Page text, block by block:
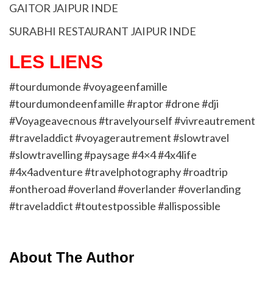
GAITOR JAIPUR INDE
SURABHI RESTAURANT JAIPUR INDE
LES LIENS
#tourdumonde #voyageenfamille
#tourdumondeenfamille #raptor #drone #dji
#Voyageavecnous #travelyourself #vivreautrement
#traveladdict #voyagerautrement #slowtravel
#slowtravelling #paysage #4×4 #4x4life
#4x4adventure #travelphotography #roadtrip
#ontheroad #overland #overlander #overlanding
#traveladdict #toutestpossible #allispossible
About The Author